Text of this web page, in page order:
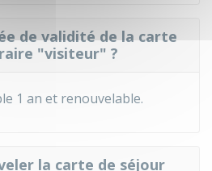
de validité de la carte
"visiteur" ?
1 an et renouvelable.
la carte de séjour